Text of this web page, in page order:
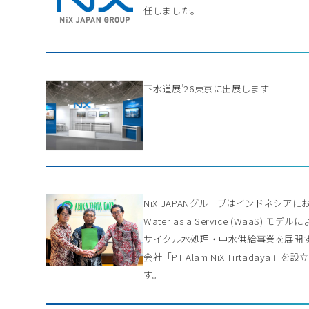
任しました。
下水道展’26東京に出展します
NiX JAPANグループはインドネシアに
Water as a Service (WaaS) モデルに
サイクル水処理・中水供給事業を展開
会社「PT Alam NiX Tirtadaya」を設
す。